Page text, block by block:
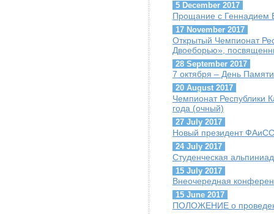
5 December 2017
Прощание с Геннадием
17 November 2017
Открытый Чемпионат
Двоеборью»,
28 September 2017
7 октября – День
20 August 2017
Чемпионат Республики
года (очный)
27 July 2017
Новый президент
24 July 2017
Студенческая
15 July 2017
Внеочередная
15 June 2017
ПОЛОЖЕНИЕ о